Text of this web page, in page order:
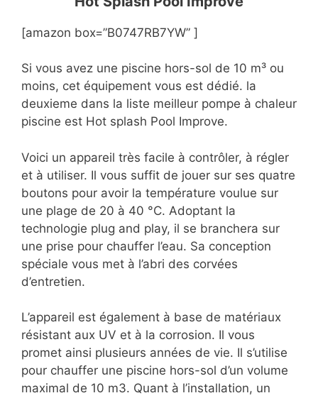
[amazon box=”B0747RB7YW” ]
Si vous avez une piscine hors-sol de 10 m³ ou
moins, cet équipement vous est dédié. la
deuxieme dans la liste meilleur pompe à chaleur
piscine est Hot splash Pool Improve.
Voici un appareil très facile à contrôler, à régler
et à utiliser. Il vous suffit de jouer sur ses quatre
boutons pour avoir la température voulue sur
une plage de 20 à 40 °C. Adoptant la
technologie plug and play, il se branchera sur
une prise pour chauffer l’eau. Sa conception
spéciale vous met à l’abri des corvées
d’entretien.
L’appareil est également à base de matériaux
résistant aux UV et à la corrosion. Il vous
promet ainsi plusieurs années de vie. Il s’utilise
pour chauffer une piscine hors-sol d’un volume
maximal de 10 m3. Quant à l’installation, un